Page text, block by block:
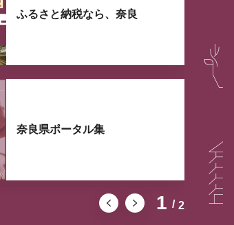
1 2
ふるさと納税なら、奈良
奈良県ポータル集